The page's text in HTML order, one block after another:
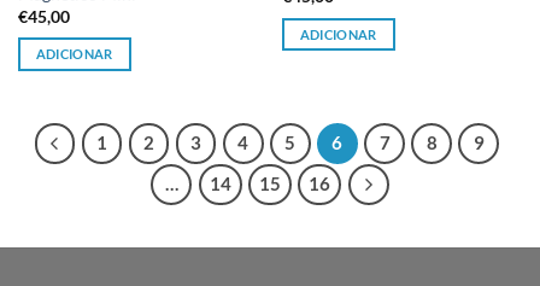
€45,00
ADICIONAR
ADICIONAR
1 2 3 4 5 6 7 8
9
…
14 15 16